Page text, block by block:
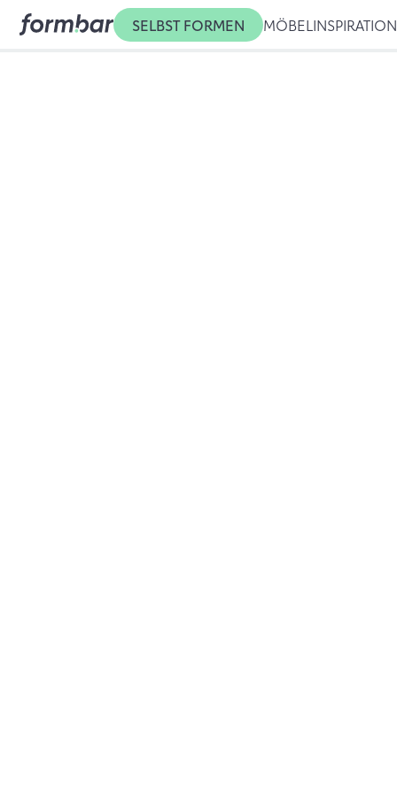
SELBST FORMEN MÖBEL INSPIRATION